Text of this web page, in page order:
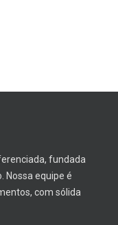
fundada
Nossa equipe é
com sólida